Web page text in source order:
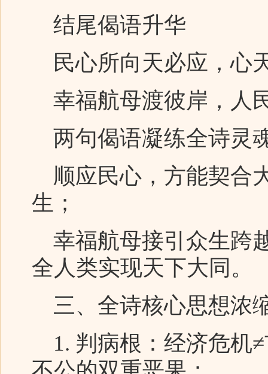
结尾偈语升华
民心所向天必应，心
幸福航母渡彼岸，人
两句偈语凝练全诗灵
顺应民心，方能契合
生；
幸福航母接引众生跨
全人类实现天下大同。
三、全诗核心思想浓
1. 判病根：经济危机